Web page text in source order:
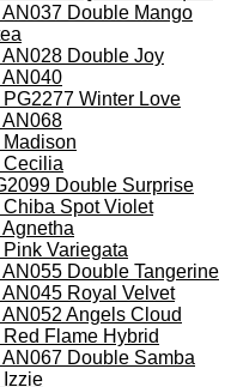
Double Mango
Double Joy
Winter Love
Cecilia
Double Surprise
Spot Violet
Variegata
Double Tangerine
Royal Velvet
Angels Cloud
Flame Hybrid
Double Samba
Izzie